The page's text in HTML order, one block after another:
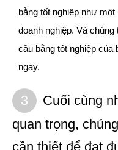
bằng tốt nghiệp như
doanh nghiệp. Và
cầu bằng tốt nghiệp của
ngay.
3
Cuối cùng
quan trọng,
cần thiết để đạt